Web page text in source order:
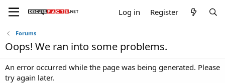
Log in Register
Forums
Oops! We ran into some problems.
An error occurred while the page was being generated. Please
try again later.